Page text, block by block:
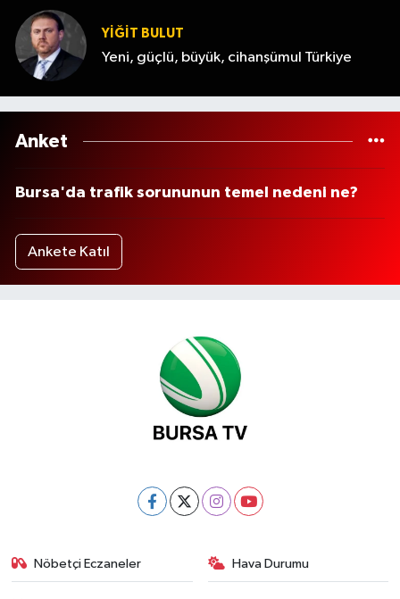
YİĞİT BULUT
Yeni, güçlü, büyük, cihanşümul Türkiye
Anket
Bursa'da trafik sorununun temel nedeni ne?
Ankete Katıl
Nöbetçi Eczaneler Hava Durumu